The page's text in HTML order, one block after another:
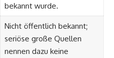
bekannt wurde.
Nicht öffentlich bekannt;
seriöse große Quellen
nennen dazu keine